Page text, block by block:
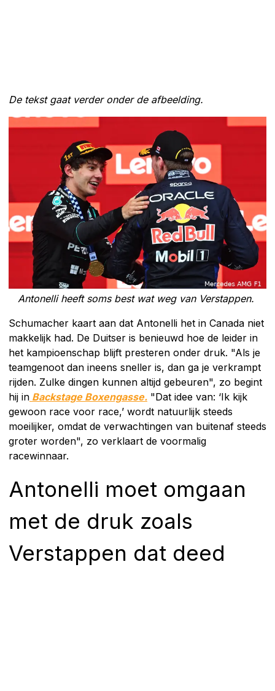
De tekst gaat verder onder de afbeelding.
Antonelli heeft soms best wat weg van Verstappen.
Schumacher kaart aan dat Antonelli het in Canada niet
makkelijk had. De Duitser is benieuwd hoe de leider in
het kampioenschap blijft presteren onder druk. "Als je
teamgenoot dan ineens sneller is, dan ga je verkrampt
rijden. Zulke dingen kunnen altijd gebeuren", zo begint
hij in Backstage Boxengasse. "Dat idee van: ‘Ik kijk
gewoon race voor race,’ wordt natuurlijk steeds
moeilijker, omdat de verwachtingen van buitenaf steeds
groter worden", zo verklaart de voormalig
racewinnaar.
Antonelli moet omgaan
met de druk zoals
Verstappen dat deed